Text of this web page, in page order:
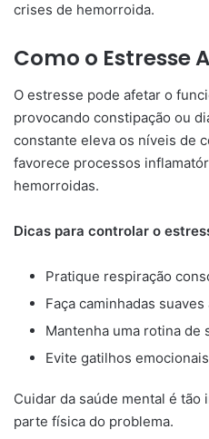
crises de hemorroida.
Como o Estresse
O estresse pode afetar o
provocando constipação ou
constante eleva os níveis de
favorece processos
hemorroidas.
Dicas para controlar o
Pratique respiração
Faça caminhadas
Mantenha uma rotina de
Evite gatilhos
Cuidar da saúde mental é
parte física do problema.